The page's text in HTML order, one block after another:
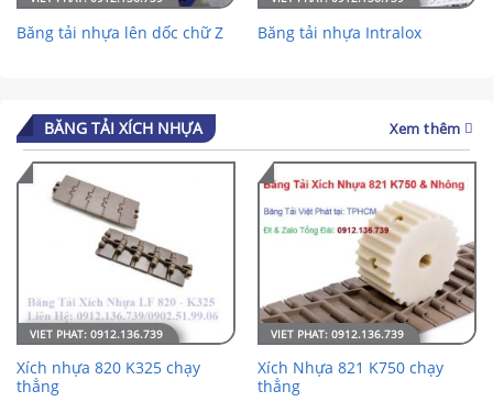
Băng tải nhựa lên dốc chữ Z Băng tải nhựa Intralox
BĂNG TẢI XÍCH NHỰA Xem thêm
Xích nhựa 820 K325 chạy
thẳng
Xích Nhựa 821 K750 chạy
thẳng